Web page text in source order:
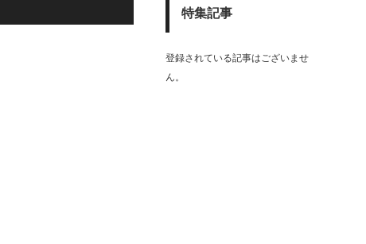
特集記事
登録されている記事はございませ
ん。